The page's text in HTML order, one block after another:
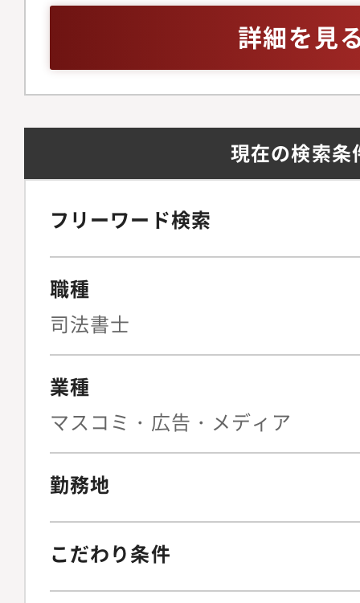
ブリッド体制を導入
力】国内外のグルー
を俯瞰し、リスクマ
役割を実務面からリ
がいの大きなポジシ
への移行に伴い、既
国内外グループ各社
用・拡大していくフ
的な管理ではなく、
実情を丁寧に汲み取
を支えるプロフェッ
アを築くことが可能
げていくことができ
入社後は、国内外の
除体制の運用、法規
をご担当いただく予
ループの新体制移行
ス・リスク管理手法
重要なフェーズにあ
持するだけでなく、
効性の高いルール作
着化を実務面から具
を募集しています。
ず、組織の健全性を
びCxOの選任、報酬
編やM＆A案件におけ
組み内部通報制度／
運用定款その他社内
ジメント委員会、コ
における法的整理含
詳細を見
現在の検索条
フリーワード検索
職種
司法書士
業種
マスコミ・広告・メディア
勤務地
こだわり条件